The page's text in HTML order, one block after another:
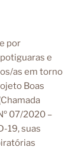
por
e
as em torno
Boas
07/2020 –
19, suas